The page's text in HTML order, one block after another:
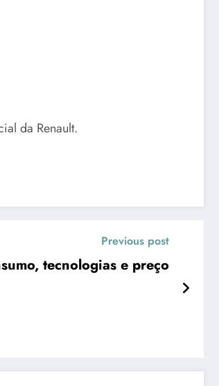
da Renault.
Previous post
tecnologias e preço